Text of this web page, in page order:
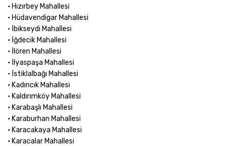
• Hızırbey Mahallesi
• Hüdavendigar Mahallesi
• İbikseydi Mahallesi
• İğdecik Mahallesi
• İlören Mahallesi
• İlyaspaşa Mahallesi
• İstiklalbağı Mahallesi
• Kadıncık Mahallesi
• Kaldırımköy Mahallesi
• Karabaşlı Mahallesi
• Karaburhan Mahallesi
• Karacakaya Mahallesi
• Karacalar Mahallesi